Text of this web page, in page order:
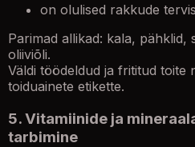
on olulised rakkude
Parimad allikad: kala, pähklid,
oliiviõli.
Väldi töödeldud ja frititud toite
toiduainete etikette.
5. Vitamiinide ja
tarbimine